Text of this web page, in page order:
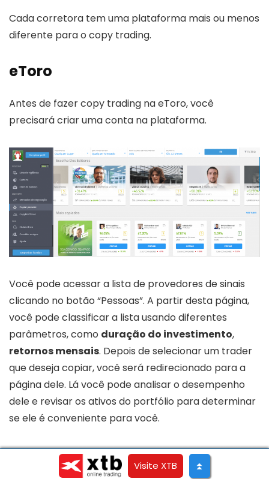
Cada corretora tem uma plataforma mais ou menos
diferente para o copy trading.
eToro
Antes de fazer copy trading na eToro, você
precisará criar uma conta na plataforma.
Você pode acessar a lista de provedores de sinais
clicando no botão “Pessoas”. A partir desta página,
você pode classificar a lista usando diferentes
parâmetros, como duração do investimento,
retornos mensais. Depois de selecionar um trader
que deseja copiar, você será redirecionado para a
página dele. Lá você pode analisar o desempenho
dele e revisar os ativos do portfólio para determinar
se ele é conveniente para você.
Visite XTB ⏫